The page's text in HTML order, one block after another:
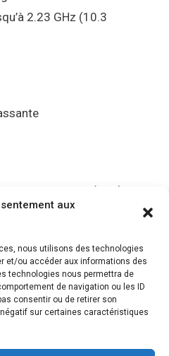
aux
nous utilisons des technologies
et/ou accéder aux informations des
technologies nous permettra de
de navigation ou les ID
consentir ou de retirer son
sur certaines caractéristiques
2.23 GHz (10.3
en lecture (Brut)
100Go/disque
4K 120Hz et
v. 2.1)